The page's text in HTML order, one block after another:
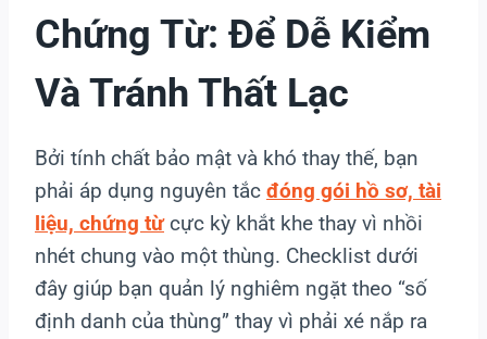
Chứng Từ: Để Dễ Kiểm
Và Tránh Thất Lạc
Bởi tính chất bảo mật và khó thay thế, bạn
phải áp dụng nguyên tắc đóng gói hồ sơ, tài
liệu, chứng từcực kỳ khắt khe thay vì nhồi
nhét chung vào một thùng. Checklist dưới
đây giúp bạn quản lý nghiêm ngặt theo “số
định danh của thùng” thay vì phải xé nắp ra